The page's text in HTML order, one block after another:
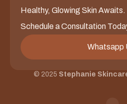
Healthy, Glowing Skin Awaits.
Schedule a Consultation
Whatsapp
© 2025 Stephanie